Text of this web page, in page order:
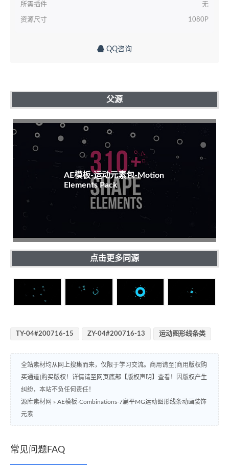
所需插件 无
资源尺寸 1080P
QQ咨询
父源
AE模板-运动元素包-Motion
Elements Pack
点击更多同源
TY-04#200716-15 ZY-04#200716-13 运动图形线条类
全站素材均从网上搜集而来，仅限于学习交流。商用请至[商用版权购
买通道]购买版权！详情请至网页底部【版权声明】查看！因版权产生
纠纷，本站不负任何责任！
源库素材网 » AE模板-Combinations-7扁平MG运动图形线条动画装饰
元素
常见问题FAQ